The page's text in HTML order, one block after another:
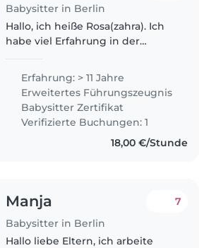
Babysitter in Berlin
Hallo, ich heiße Rosa(zahra). Ich
habe viel Erfahrung in der
anderem bei MIQ-
Bildungsmanagement (2019–
2021), als Erzieherin-Helferin im
Kindergarten Fuggerstraße..
Erfahrung: > 11 Jahre
Erweitertes Führungszeugnis
Babysitter Zertifikat
Verifizierte Buchungen: 1
18,00 €/Stunde
Manja
Babysitter in Berlin
7
Hallo liebe Eltern, ich arbeite